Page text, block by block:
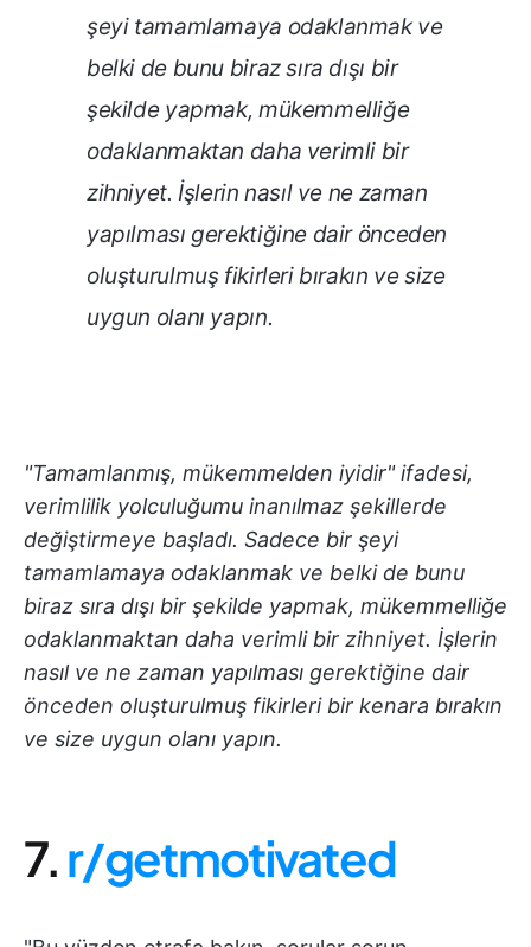
şeyi tamamlamaya odaklanmak ve
belki de bunu biraz sıra dışı bir
şekilde yapmak, mükemmelliğe
odaklanmaktan daha verimli bir
zihniyet. İşlerin nasıl ve ne zaman
yapılması gerektiğine dair önceden
oluşturulmuş fikirleri bırakın ve size
uygun olanı yapın.
"Tamamlanmış, mükemmelden iyidir" ifadesi,
verimlilik yolculuğumu inanılmaz şekillerde
değiştirmeye başladı. Sadece bir şeyi
tamamlamaya odaklanmak ve belki de bunu
biraz sıra dışı bir şekilde yapmak, mükemmelliğe
odaklanmaktan daha verimli bir zihniyet. İşlerin
nasıl ve ne zaman yapılması gerektiğine dair
önceden oluşturulmuş fikirleri bir kenara bırakın
ve size uygun olanı yapın.
7.r/getmotivated